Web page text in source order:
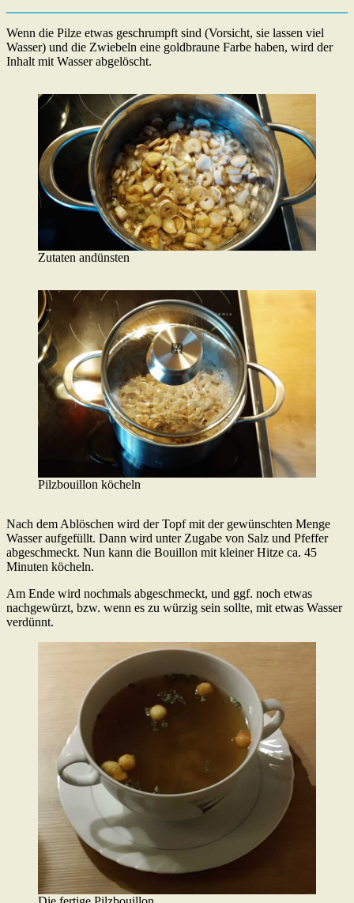
Wenn die Pilze etwas geschrumpft sind (Vorsicht, sie lassen viel
Wasser) und die Zwiebeln eine goldbraune Farbe haben, wird der
Inhalt mit Wasser abgelöscht.
Zutaten andünsten
Pilzbouillon köcheln
Nach dem Ablöschen wird der Topf mit der gewünschten Menge
Wasser aufgefüllt. Dann wird unter Zugabe von Salz und Pfeffer
abgeschmeckt. Nun kann die Bouillon mit kleiner Hitze ca. 45
Minuten köcheln.
Am Ende wird nochmals abgeschmeckt, und ggf. noch etwas
nachgewürzt, bzw. wenn es zu würzig sein sollte, mit etwas Wasser
verdünnt.